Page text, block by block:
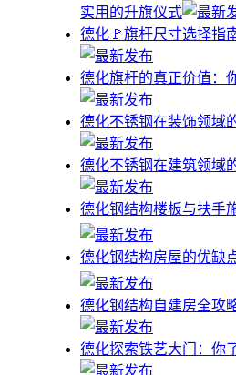
实用的升旗仪式
德化🚩旗杆尺寸选择指
德化旗杆的真正价值：
德化不锈钢在装饰领域
德化不锈钢在建筑领域
德化钢结构楼板与扶手
德化钢结构房屋的优缺
德化钢结构自建房全攻
德化探索铁艺大门：你